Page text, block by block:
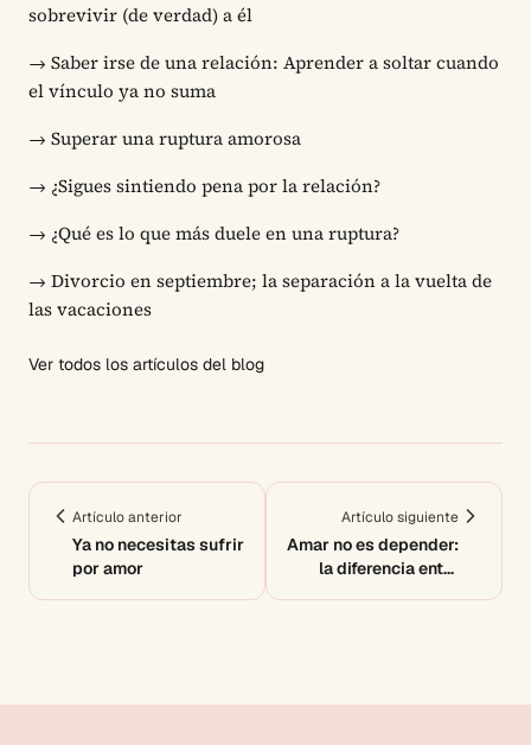
sobrevivir (de verdad) a él
→ Saber irse de una relación: Aprender a soltar cuando
el vínculo ya no suma
→ Superar una ruptura amorosa
→ ¿Sigues sintiendo pena por la relación?
→ ¿Qué es lo que más duele en una ruptura?
→ Divorcio en septiembre; la separación a la vuelta de
las vacaciones
Ver todos los artículos del blog
Artículo anterior
Ya no necesitas sufrir
por amor
Artículo siguiente
Amar no es depender:
la diferencia entre